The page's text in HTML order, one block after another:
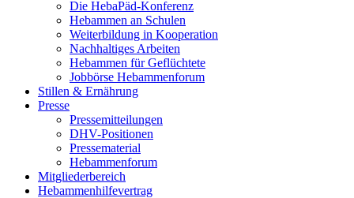
Die HebaPäd-Konferenz
Hebammen an Schulen
Weiterbildung in Kooperation
Nachhaltiges Arbeiten
Hebammen für Geflüchtete
Jobbörse Hebammenforum
Stillen & Ernährung
Presse
Pressemitteilungen
DHV-Positionen
Pressematerial
Hebammenforum
Mitgliederbereich
Hebammenhilfevertrag